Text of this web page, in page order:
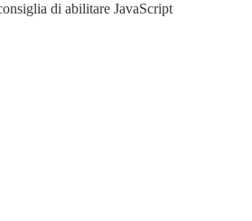
di abilitare JavaScript